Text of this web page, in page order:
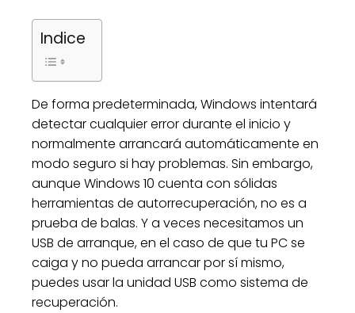
Indice
De forma predeterminada, Windows intentará
detectar cualquier error durante el inicio y
normalmente arrancará automáticamente en
modo seguro si hay problemas. Sin embargo,
aunque Windows 10 cuenta con sólidas
herramientas de autorrecuperación, no es a
prueba de balas. Y a veces necesitamos un
USB de arranque, en el caso de que tu PC se
caiga y no pueda arrancar por sí mismo,
puedes usar la unidad USB como sistema de
recuperación.